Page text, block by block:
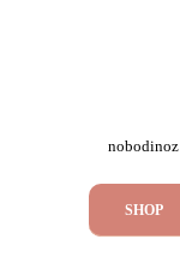
nobodinoz
SHOP